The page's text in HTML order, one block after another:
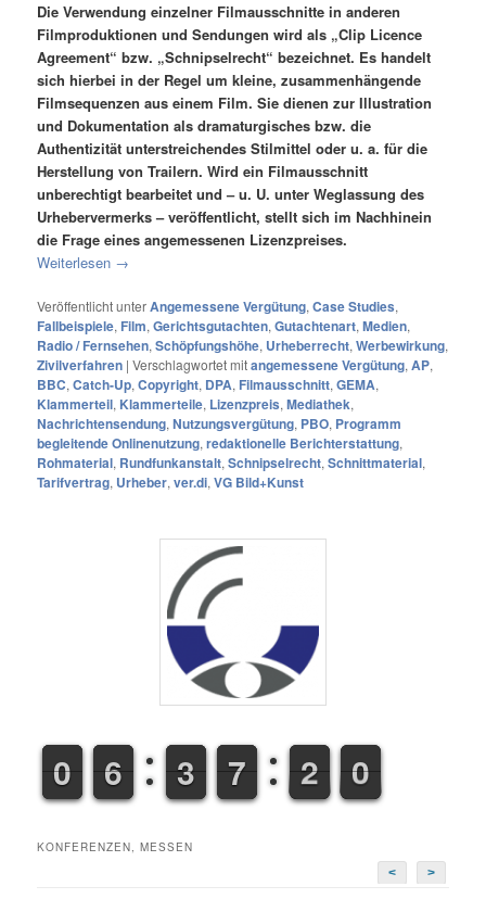
Die Verwendung einzelner Filmausschnitte in anderen
Filmproduktionen und Sendungen wird als „Clip Licence
Agreement“ bzw. „Schnipselrecht“ bezeichnet. Es handelt
sich hierbei in der Regel um kleine, zusammenhängende
Filmsequenzen aus einem Film. Sie dienen zur Illustration
und Dokumentation als dramaturgisches bzw. die
Authentizität unterstreichendes Stilmittel oder u. a. für die
Herstellung von Trailern. Wird ein Filmausschnitt
unberechtigt bearbeitet und – u. U. unter Weglassung des
Urhebervermerks – veröffentlicht, stellt sich im Nachhinein
die Frage eines angemessenen Lizenzpreises.
Weiterlesen →
Veröffentlicht unterAngemessene Vergütung,Case Studies,
Fallbeispiele, Film,Gerichtsgutachten,Gutachtenart,Medien,
Radio / Fernsehen,Schöpfungshöhe, Urheberrecht,Werbewirkung,
Zivilverfahren |Verschlagwortet mitangemessene Vergütung,AP,
BBC,Catch-Up,Copyright, DPA, Filmausschnitt,GEMA,
Klammerteil, Klammerteile, Lizenzpreis,Mediathek,
Nachrichtensendung,Nutzungsvergütung, PBO, Programm
begleitende Onlinenutzung,redaktionelle Berichterstattung,
Rohmaterial, Rundfunkanstalt,Schnipselrecht,Schnittmaterial,
Tarifvertrag, Urheber,ver.di,VG Bild+Kunst
9
9
0
0 5
5
6
6 2
2
3
3 6
6
7
7 1
2
2 0
0
1
KONFERENZEN, MESSEN
<
>